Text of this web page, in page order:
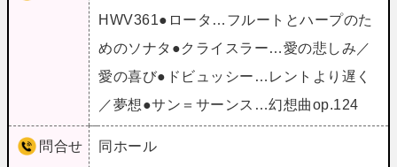
HWV361●ロータ…フルートとハープのた
めのソナタ●クライスラー…愛の悲しみ／
愛の喜び●ドビュッシー…レントより遅く
／夢想●サン＝サーンス…幻想曲op.124
問合せ
同ホール